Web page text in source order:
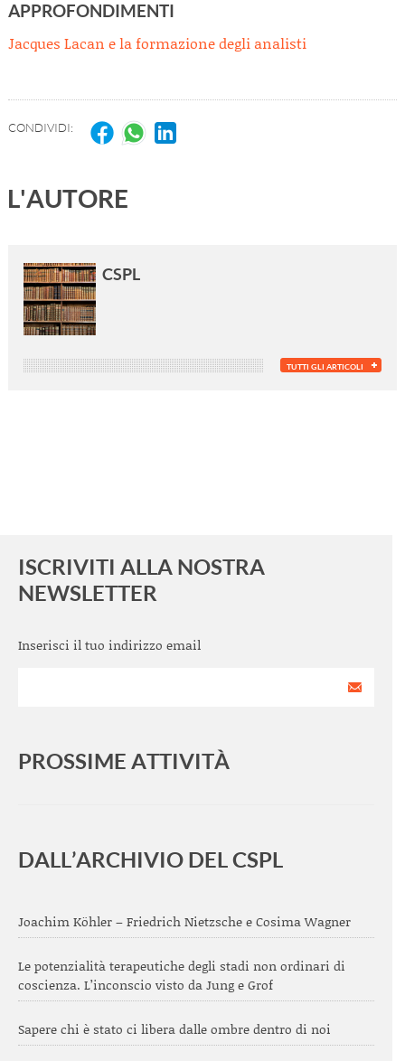
APPROFONDIMENTI
Jacques Lacan e la formazione degli analisti
CONDIVIDI:
L'AUTORE
CSPL
TUTTI GLI ARTICOLI
ISCRIVITI ALLA NOSTRA
NEWSLETTER
Inserisci il tuo indirizzo email
PROSSIME ATTIVITÀ
DALL’ARCHIVIO DEL CSPL
Joachim Köhler – Friedrich Nietzsche e Cosima Wagner
Le potenzialità terapeutiche degli stadi non ordinari di
coscienza. L’inconscio visto da Jung e Grof
Sapere chi è stato ci libera dalle ombre dentro di noi